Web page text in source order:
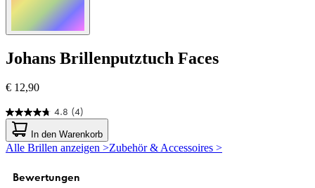
Johans Brillenputztuch Faces
€ 12,90
4.8 (4)
4.8
von
5
Sternen.
Bewertungen
In den Warenkorb
Alle Brillen anzeigen >Zubehör & Accessoires >